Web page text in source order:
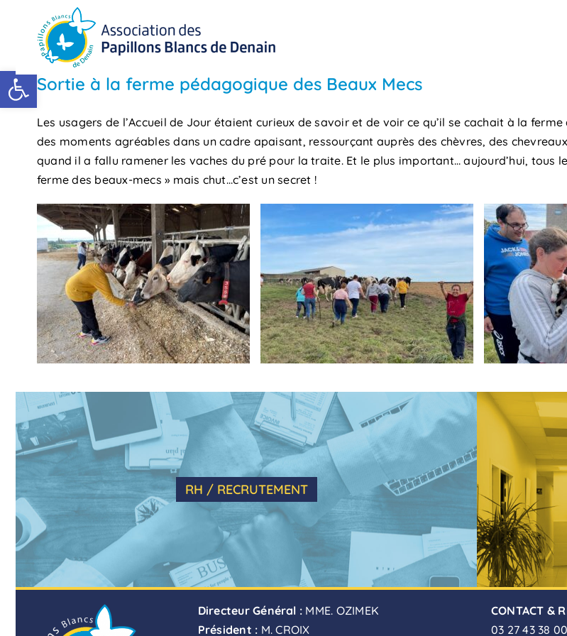
Ouvrir la barre d’outils
contenu
Sortie à la ferme pédagogique des Beaux Mecs
Les usagers de l’Accueil de Jour étaient curieux de savoir et de voir ce qu’il se cachait à la
des moments agréables dans un cadre apaisant, ressourçant auprès des chèvres, des
quand il a fallu ramener les vaches du pré pour la traite. Et le plus important… aujourd’hui, tous
ferme des beaux-mecs » mais chut…c’est un secret !
RH / RECRUTEMENT
Directeur Général : MME. OZIMEK
Président : M. CROIX
CONTACT &
03 27 43 38 00